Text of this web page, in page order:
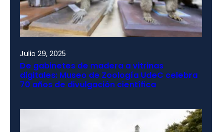
Julio 29, 2025
De gabinetes de madera a vitrinas
digitales: Museo de Zoología UdeC celebra
70 años de divulgación científica